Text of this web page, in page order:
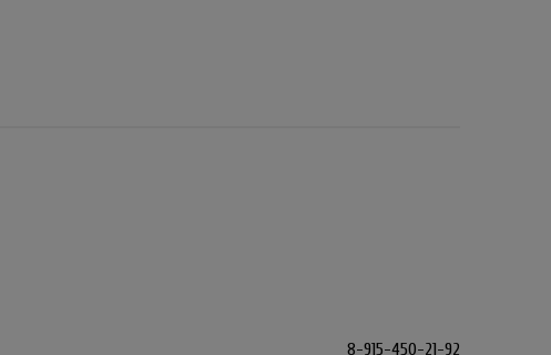
8-915-450-21-92